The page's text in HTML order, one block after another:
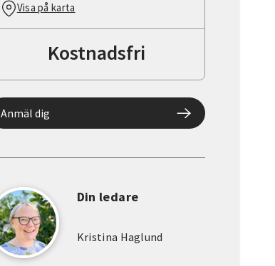
Visa på karta
Kostnadsfri
Anmäl dig
Din ledare
Kristina Haglund